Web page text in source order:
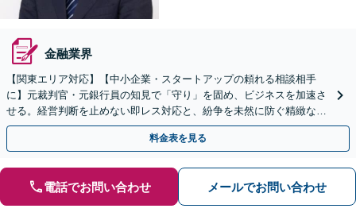
金融業界
【関東エリア対応】【中小企業・スタートアップの頼れる相談相手
に】元裁判官・元銀行員の知見で「守り」を固め、ビジネスを加速さ
せる。経営判断を止めない即レス対応と、紛争を未然に防ぐ精緻な契
約戦略。【夜間・WEB相談可】
料金表を見る
電話でお問い合わせ メールでお問い合わせ